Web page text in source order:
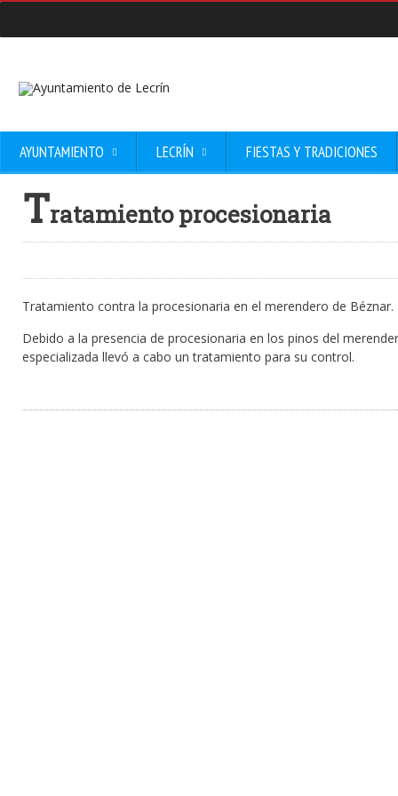
AYUNTAMIENTO LECRÍN FIESTAS Y TRADICIONES
Tratamiento procesionaria
Tratamiento contra la procesionaria en el merendero de Béznar.
Debido a la presencia de procesionaria en los pinos del
especializada llevó a cabo un tratamiento para su control.